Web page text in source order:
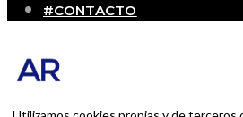
#CONTACTO
Blog personal y profesional
persona que disfruta con lo